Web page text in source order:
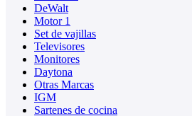
DeWalt
Motor 1
Set de vajillas
Televisores
Monitores
Daytona
Otras Marcas
IGM
Sartenes de cocina